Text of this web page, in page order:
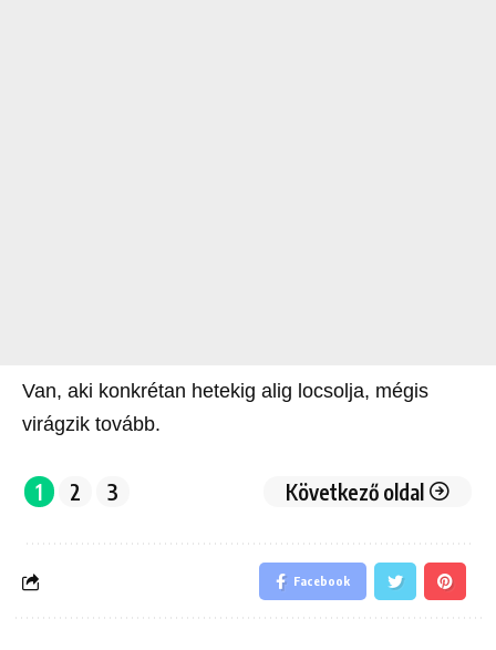
Van, aki konkrétan hetekig alig locsolja, mégis
virágzik tovább.
1 2 3 Következő oldal
Facebook